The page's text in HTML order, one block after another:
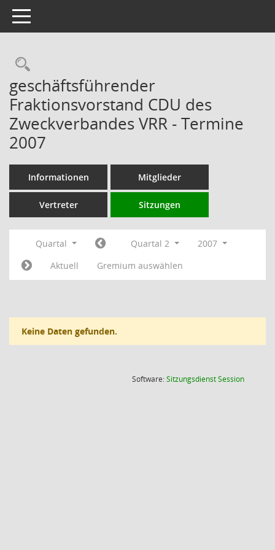
Toggle navigation
Rechercheauswahl
geschäftsführender
Fraktionsvorstand CDU des
Zweckverbandes VRR - Termine
2007
Informationen Mitglieder
Vertreter Sitzungen
Quartal Quartal 2
2007
Aktuell
Gremium auswählen
Keine Daten gefunden.
Software:SitzungsdienstSession(Wird in